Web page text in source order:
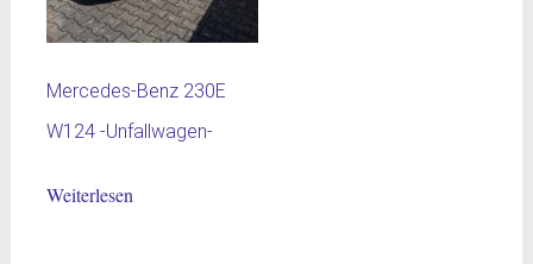
Mercedes-Benz 230E
W124 -Unfallwagen-
Weiterlesen